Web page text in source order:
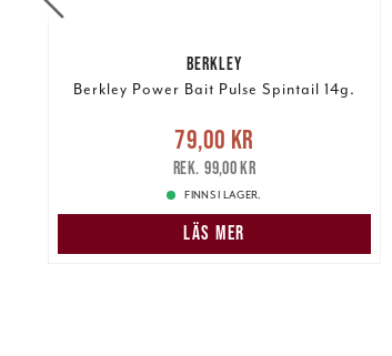
BERKLEY
Berkley Power Bait Pulse Spintail 14g.
Nuvarande pris :79,00 kr
pris: 99,00 kr
79,00 kr
99,00 kr
FINNS I LAGER.
LÄS MER